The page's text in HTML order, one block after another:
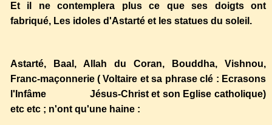
Et il ne contemplera plus ce que ses doigts ont
fabriqué, Les idoles d'Astarté et les statues du soleil.
Astarté, Baal, Allah du Coran, Bouddha, Vishnou,
Franc-maçonnerie ( Voltaire et sa phrase clé : Ecrasons
l'Infâme Jésus-Christ et son Eglise catholique)
etc etc ; n'ont qu'une haine :